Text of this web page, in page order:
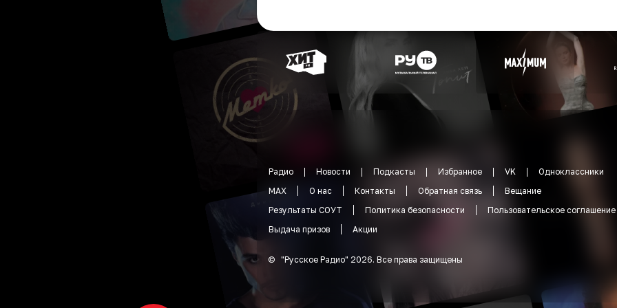
Радио Новости Подкасты Избранное VK
Одноклассники
MAX
О нас Контакты Обратная связь
Вещание
Результаты СОУТ
Политика безопасности
Пользовательское соглашение
Выдача призов
Акции
© "Русское Радио" 2026. Все права защищены